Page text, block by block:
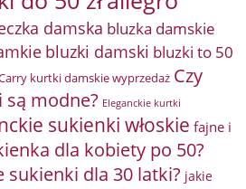
damska bluzka damskie
bluzki damski bluzki to 50
kurtki damskie wyprzedaż Czy
modne? Eleganckie kurtki
sukienki włoskie fajne i
dla kobiety po 50?
sukienki dla 30 latki? jakie